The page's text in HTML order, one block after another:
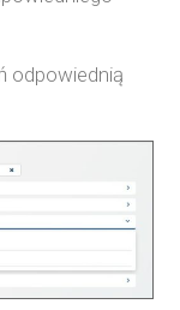
odpowiednią